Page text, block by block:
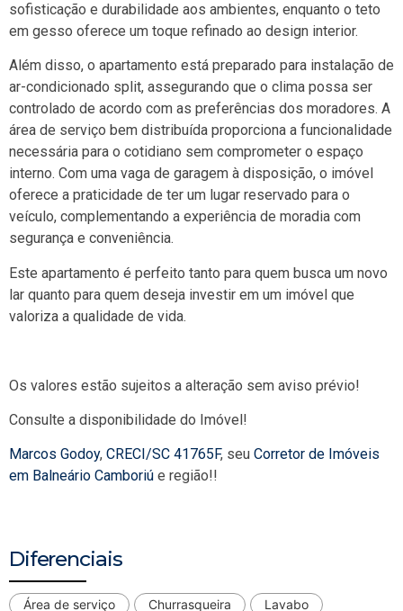
sofisticação e durabilidade aos ambientes, enquanto o teto
em gesso oferece um toque refinado ao design interior.
Além disso, o apartamento está preparado para instalação de
ar-condicionado split, assegurando que o clima possa ser
controlado de acordo com as preferências dos moradores. A
área de serviço bem distribuída proporciona a funcionalidade
necessária para o cotidiano sem comprometer o espaço
interno. Com uma vaga de garagem à disposição, o imóvel
oferece a praticidade de ter um lugar reservado para o
veículo, complementando a experiência de moradia com
segurança e conveniência.
Este apartamento é perfeito tanto para quem busca um novo
lar quanto para quem deseja investir em um imóvel que
valoriza a qualidade de vida.
Os valores estão sujeitos a alteração sem aviso prévio!
Consulte a disponibilidade do Imóvel!
Marcos Godoy, CRECI/SC 41765F, seu Corretor de Imóveis
em Balneário Camboriú e região!!
Diferenciais
Área de serviço Churrasqueira
Lavabo